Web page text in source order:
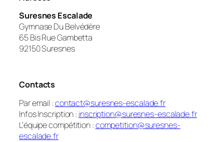
Suresnes Escalade
Gymnase Du Belvédère
65 Bis Rue Gambetta
92150 Suresnes
Contacts
Par email :contact@suresnes-escalade.fr
Infos Inscription : inscription@suresnes-escalade.fr
L’équipe compétition :competition@suresnes-
escalade.fr